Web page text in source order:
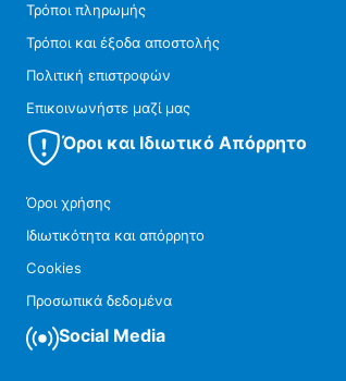
Τρόποι πληρωμής
Τρόποι και έξοδα αποστολής
Πολιτική επιστροφών
Επικοινωνήστε μαζί μας
Όροι και Ιδιωτικό Απόρρητο
Όροι χρήσης
Ιδιωτικότητα και απόρρητο
Cookies
Προσωπικά δεδομένα
Social Media